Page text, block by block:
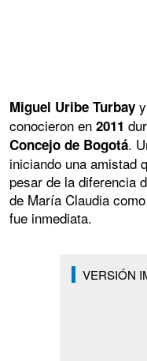
Miguel Uribe Turbay y
conocieron en 2011
Concejo de Bogotá.
iniciando una amistad
pesar de la diferencia
de María Claudia
fue inmediata.
VERSIÓN